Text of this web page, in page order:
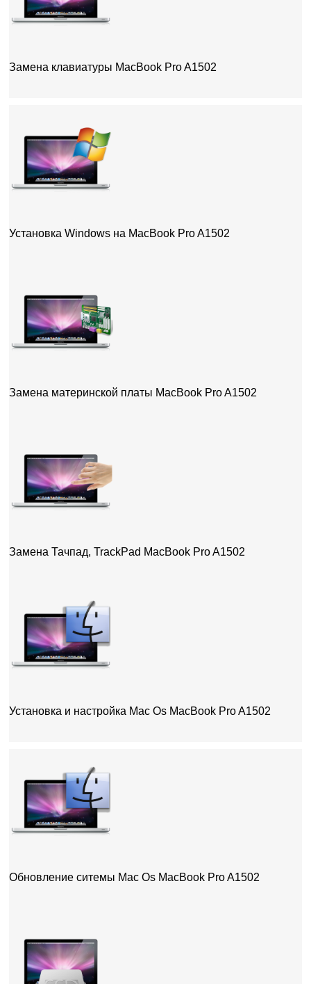
Замена клавиатуры MacBook Pro A1502
Установка Windows на MacBook Pro A1502
Замена материнской платы MacBook Pro A1502
Замена Тачпад, TrackPad MacBook Pro A1502
Установка и настройка Mac Os MacBook Pro A1502
Обновление ситемы Mac Os MacBook Pro A1502